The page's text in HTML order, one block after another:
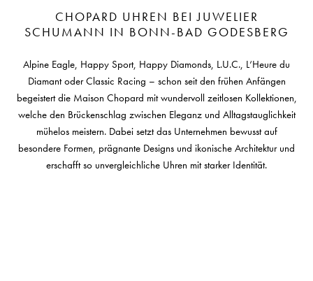
CHOPARD UHREN BEI JUWELIER
SCHUMANN IN BONN-BAD GODESBERG
Alpine Eagle, Happy Sport, Happy Diamonds, L.U.C., L‘Heure du
Diamant oder Classic Racing – schon seit den frühen Anfängen
begeistert die Maison Chopard mit wundervoll zeitlosen Kollektionen,
welche den Brückenschlag zwischen Eleganz und Alltagstauglichkeit
mühelos meistern. Dabei setzt das Unternehmen bewusst auf
besondere Formen, prägnante Designs und ikonische Architektur und
erschafft so unvergleichliche Uhren mit starker Identität.